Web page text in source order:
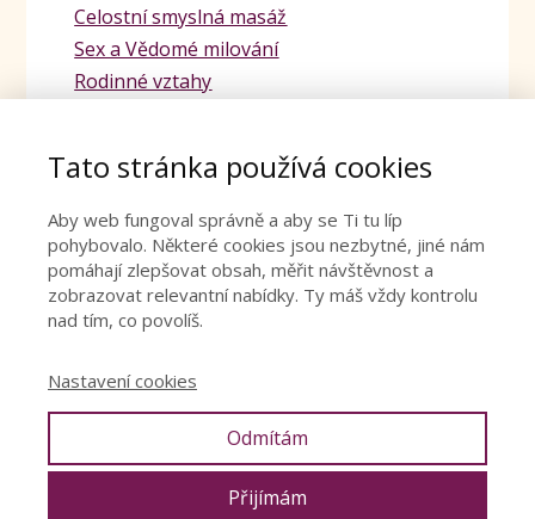
Celostní smyslná masáž
Sex a Vědomé milování
Rodinné vztahy
Sex po porodu
© Denisa Říha Palečková |Ochrana osobních údajů|Obchodní
Tato stránka používá cookies
Aby web fungoval správně a aby se Ti tu líp
pohybovalo. Některé cookies jsou nezbytné, jiné nám
pomáhají zlepšovat obsah, měřit návštěvnost a
zobrazovat relevantní nabídky. Ty máš vždy kontrolu
nad tím, co povolíš.
Nastavení cookies
Odmítám
Přijímám